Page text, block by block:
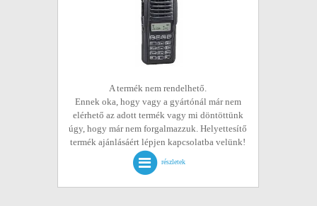
A termék nem rendelhető.
Ennek oka, hogy vagy a gyártónál már nem
elérhető az adott termék vagy mi döntöttünk
úgy, hogy már nem forgalmazzuk. Helyettesítő
termék ajánlásáért lépjen kapcsolatba velünk!
részletek